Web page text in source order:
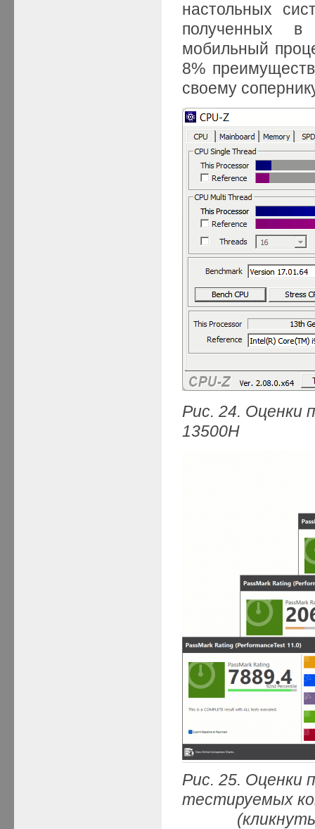
настольных
полученных в
мобильный
8%
своему
Рис. 24. Оценки
13500H
Рис. 25. Оценки
тестируемых
(кликнуть